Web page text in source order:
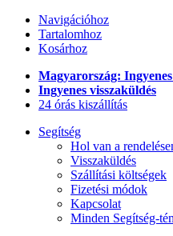
Navigációhoz
Tartalomhoz
Kosárhoz
Magyarország:
Ingyenes visszaküldés
24 órás kiszállítás
Segítség
Hol van a
Visszaküldés
Szállítási költségek
Fizetési módok
Kapcsolat
Minden Segítség-